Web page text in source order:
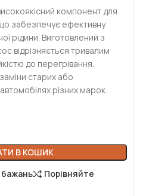
компонент для
забезпечує ефективну
рідини. Виготовлений з
відрізняється тривалим
до перегрівання.
старих або
різних марок.
В КОШИК
Порівняйте